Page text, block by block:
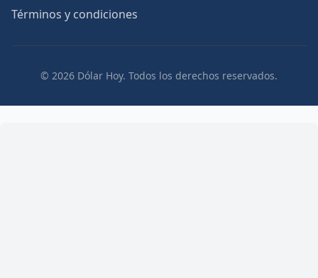
Términos y condiciones
© 2026 Dólar Hoy. Todos los derechos reservados.